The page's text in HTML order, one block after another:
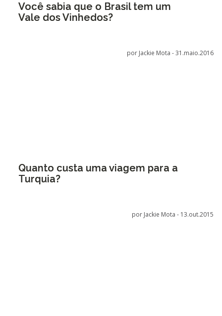
Você sabia que o Brasil tem um
Vale dos Vinhedos?
por Jackie Mota -31.maio.2016
Quanto custa uma viagem para a
Turquia?
por Jackie Mota - 13.out.2015